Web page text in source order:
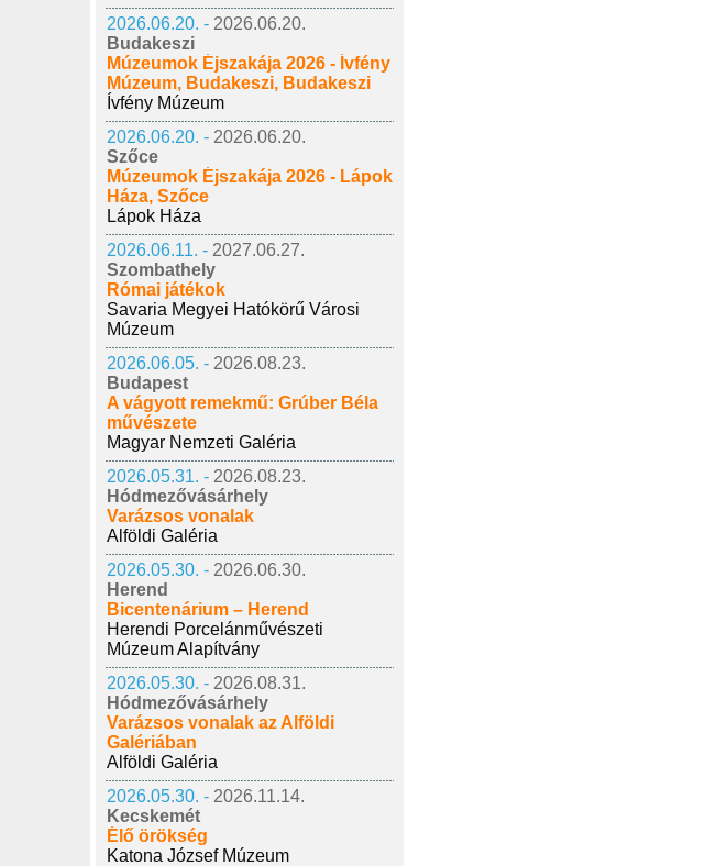
2026.06.20. - 2026.06.20.
Budakeszi
Múzeumok Éjszakája 2026 - Ívfény
Múzeum, Budakeszi, Budakeszi
Ívfény Múzeum
2026.06.20. - 2026.06.20.
Szőce
Múzeumok Éjszakája 2026 - Lápok
Háza, Szőce
Lápok Háza
2026.06.11. - 2027.06.27.
Szombathely
Római játékok
Savaria Megyei Hatókörű Városi
Múzeum
2026.06.05. - 2026.08.23.
Budapest
A vágyott remekmű: Grúber Béla
művészete
Magyar Nemzeti Galéria
2026.05.31. - 2026.08.23.
Hódmezővásárhely
Varázsos vonalak
Alföldi Galéria
2026.05.30. - 2026.06.30.
Herend
Bicentenárium – Herend
Herendi Porcelánművészeti
Múzeum Alapítvány
2026.05.30. - 2026.08.31.
Hódmezővásárhely
Varázsos vonalak az Alföldi
Galériában
Alföldi Galéria
2026.05.30. - 2026.11.14.
Kecskemét
Élő örökség
Katona József Múzeum